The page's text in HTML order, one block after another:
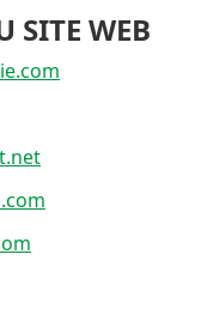
SITE WEB